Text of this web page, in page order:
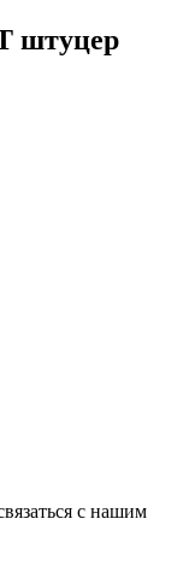
штуцер
с нашим